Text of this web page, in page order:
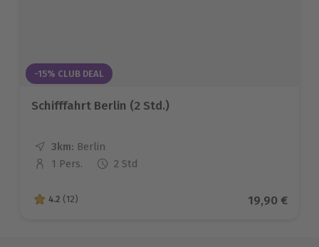
-15% CLUB DEAL
Schifffahrt Berlin (2 Std.)
3km: Entfernung
Standort
Berlin
Anzahl der Teilnehmer
1 Pers. 2 Std
4.2 von 5 Sternen basierend auf 12 Bewertungen
4.2 (12) Aktueller
19,90 €